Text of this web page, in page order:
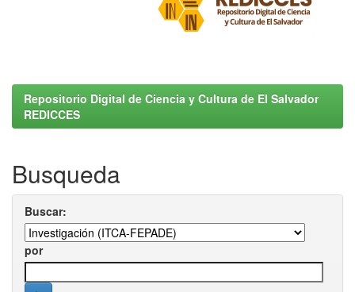
Repositorio Digital de Ciencia y Cultura de El Salvador
REDICCES
Busqueda
Buscar:
por